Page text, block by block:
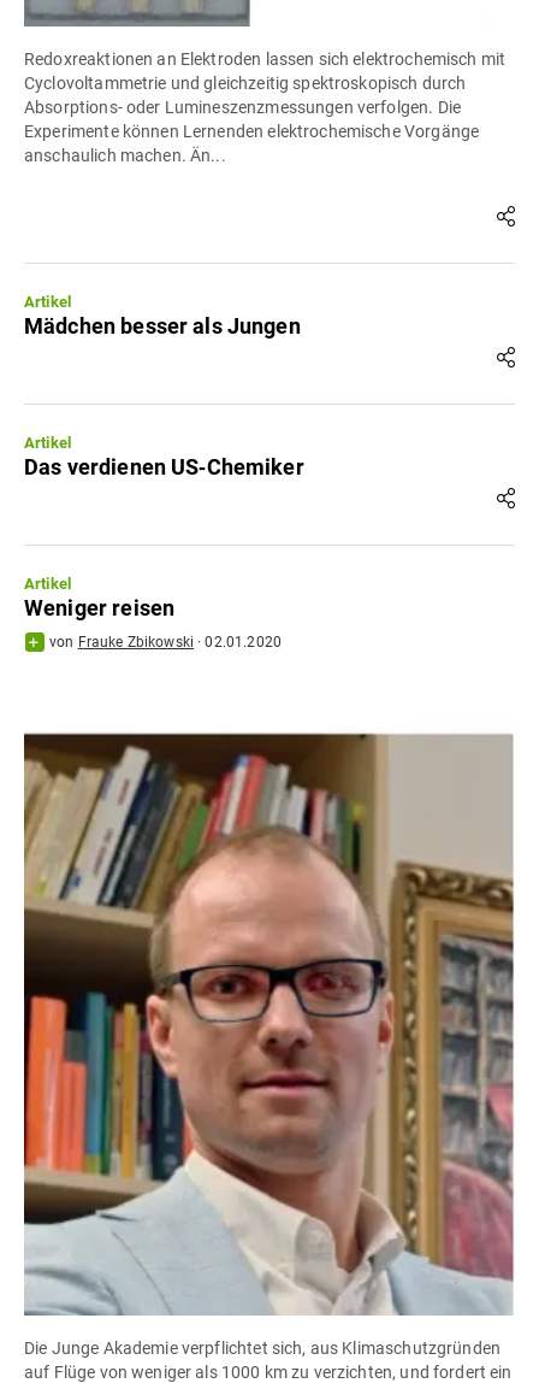
Redoxreaktionen an Elektroden lassen sich elektrochemisch mit
Cyclovoltammetrie und gleichzeitig spektroskopisch durch
Absorptions- oder Lumineszenzmessungen verfolgen. Die
Experimente können Lernenden elektrochemische Vorgänge
anschaulich machen. Än...
Artikel
Mädchen besser als Jungen
Artikel
Das verdienen US‐Chemiker
Artikel
Weniger reisen
von Frauke Zbikowski ·02.01.2020
Die Junge Akademie verpflichtet sich, aus Klimaschutzgründen
auf Flüge von weniger als 1000 km zu verzichten, und fordert ein